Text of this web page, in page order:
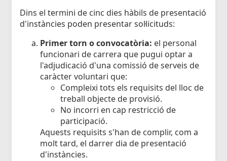
Dins el termini de cinc dies hàbils de presentació
d'instàncies poden presentar sol·licituds:
Primer torn o convocatòria: el personal
funcionari de carrera que pugui optar a
l'adjudicació d'una comissió de serveis de
caràcter voluntari que:
Compleixi tots els requisits del lloc de
treball objecte de provisió.
No incorri en cap restricció de
participació.
Aquests requisits s'han de complir, com a
molt tard, el darrer dia de presentació
d'instàncies.